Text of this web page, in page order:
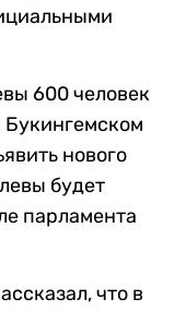
600 человек
Букингемском
нового
будет
парламента
что в